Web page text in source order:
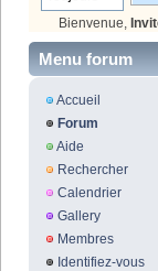
Bienvenue,
Menu forum
Accueil
Forum
Aide
Rechercher
Calendrier
Gallery
Membres
Identifiez-vous